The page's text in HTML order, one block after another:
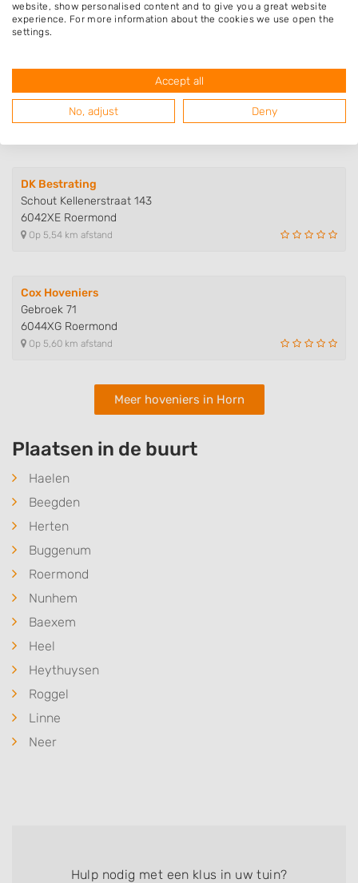
Op 4,90 km afstand
Ruud Janssen Hovenier en Boomve..
Pastoor Pielsstraat 2
6041AD Roermond
Op 5,13 km afstand
DK Bestrating
Schout Kellenerstraat 143
6042XE Roermond
Op 5,54 km afstand
Cox Hoveniers
Gebroek 71
6044XG Roermond
Op 5,60 km afstand
Meer hoveniers in Horn
Plaatsen in de buurt
Haelen
Beegden
Herten
Buggenum
Roermond
Nunhem
Baexem
Heel
Heythuysen
Roggel
Linne
Neer
Hulp nodig met een klus in uw tuin?
website, show personalised content and to give you a great website
experience. For more information about the cookies we use open the
settings.
Accept all
No, adjust Deny